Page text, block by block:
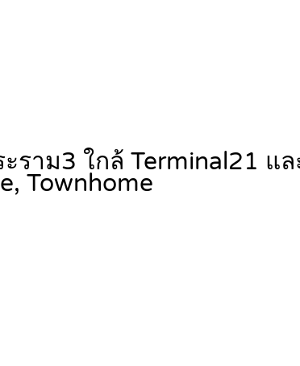
ราม3 ใกล้ Terminal21 แ
Townhome